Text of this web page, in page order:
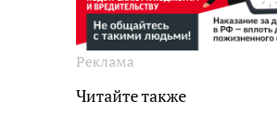
Реклама
Читайте также